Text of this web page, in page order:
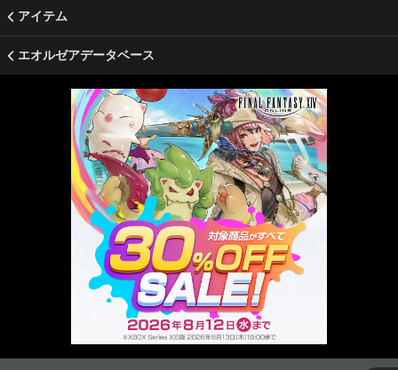
アイテム
エオルゼアデータベース